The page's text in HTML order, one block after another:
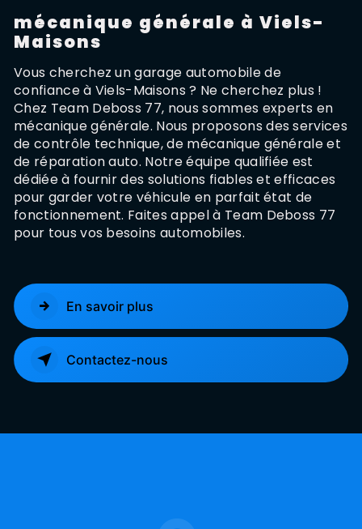
mécanique générale à Viels-
Maisons
Vous cherchez un garage automobile de
confiance à Viels-Maisons ? Ne cherchez plus !
Chez Team Deboss 77, nous sommes experts en
mécanique générale. Nous proposons des services
de contrôle technique, de mécanique générale et
de réparation auto. Notre équipe qualifiée est
dédiée à fournir des solutions fiables et efficaces
pour garder votre véhicule en parfait état de
fonctionnement. Faites appel à Team Deboss 77
pour tous vos besoins automobiles.
En savoir plus
Contactez-nous